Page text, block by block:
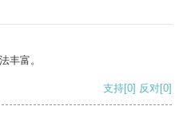
丰富。
支持[0] 反对[0]